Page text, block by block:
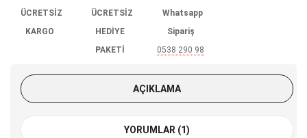
ÜCRETSİZ
KARGO
ÜCRETSİZ
HEDİYE
PAKETİ
Whatsapp
Sipariş
0538 290 98
AÇIKLAMA
YORUMLAR (1)